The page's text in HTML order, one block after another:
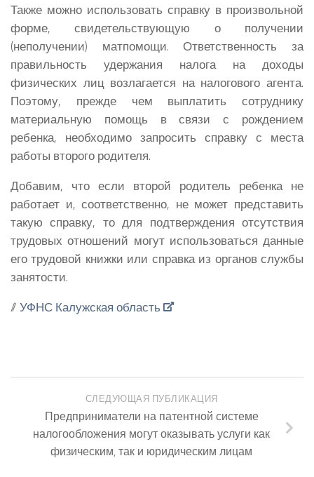
Также можно использовать справку в произвольной
форме, свидетельствующую о получении
(неполучении) матпомощи. Ответственность за
правильность удержания налога на доходы
физических лиц возлагается на налогового агента.
Поэтому, прежде чем выплатить сотруднику
материальную помощь в связи с рождением
ребенка, необходимо запросить справку с места
работы второго родителя.
Добавим, что если второй родитель ребенка не
работает и, соответственно, не может представить
такую справку, то для подтверждения отсутствия
трудовых отношений могут использоваться данные
его трудовой книжки или справка из органов службы
занятости.
// УФНС Калужская область
СЛЕДУЮЩАЯ ПУБЛИКАЦИЯ
Предприниматели на патентной системе
налогообложения могут оказывать услуги как
физическим, так и юридическим лицам